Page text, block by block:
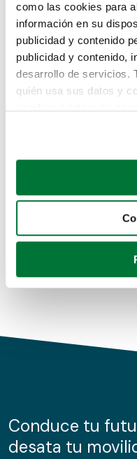
como las cookies para
información en su
publicidad y contenido
publicidad y contenido,
desarrollo de servicios.
quién usa sus datos y
Si lo permite, también
Recopilar
Identificar su
para buscar
Obtenga más
de cookies.
información sobre el
nuestros partners de
Lo sentimos,
te hemos
Pero puedes
buscando en alguno
Coches de segunda
Coches de km0
Conduce tu
desata tu